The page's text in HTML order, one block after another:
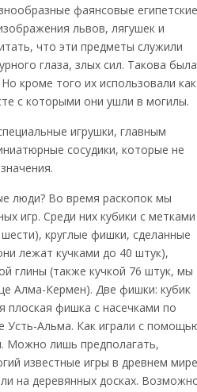
фаянсовые египетские
львов, лягушек и
что эти предметы служили
глаза, злых сил. Такова
кроме того их использовали как
с которыми они ушли в могилы.
игрушки, главным
сосудики, которые не
люди? Во время раскопок мы
игр. Среди них кубики с метками
круглые фишки, сделанные
лежат кучками до 40 штук),
глины (также кучкой 76 штук, мы
Алма-Кермен). Две фишки: кубик
плоская фишка с насечками по
Усть-Альма. Как играли с
Можно лишь предполагать,
известные игры в древнем
на деревянных досках.